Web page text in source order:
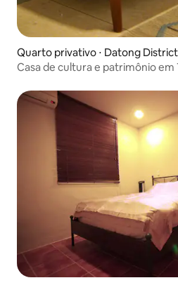
Quarto privativo ⋅ Datong District
Casa de cultura e patrimônio em